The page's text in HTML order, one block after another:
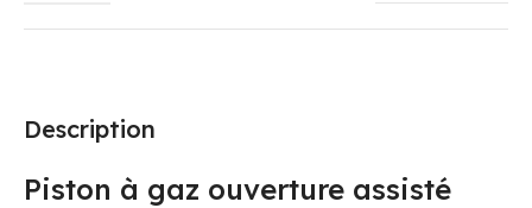
Description
Piston à gaz ouverture assisté